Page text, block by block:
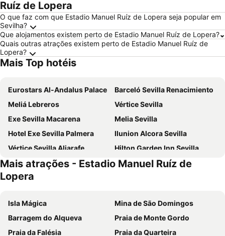
Ruíz de Lopera
O que faz com que Estadio Manuel Ruíz de Lopera seja popular em
Sevilha?
Que alojamentos existem perto de Estadio Manuel Ruíz de Lopera?
Quais outras atrações existem perto de Estadio Manuel Ruíz de
Lopera?
Mais Top hotéis
Eurostars Al-Andalus Palace
Barceló Sevilla Renacimiento
Meliá Lebreros
Vértice Sevilla
Exe Sevilla Macarena
Melia Sevilla
Hotel Exe Sevilla Palmera
Ilunion Alcora Sevilla
Vértice Sevilla Aljarafe
Hilton Garden Inn Sevilla
Novotel Sevilla
Hotel Macià Sevilla Kubb
Porcel Torneo
NH Sevilla Plaza de Armas
Virgen de los Reyes
Exe Isla Cartuja
Eurostars Torre Sevilla
Mais atrações - Estadio Manuel Ruíz de
Lopera
Isla Mágica
Mina de São Domingos
Barragem do Alqueva
Praia de Monte Gordo
Praia da Falésia
Praia da Quarteira